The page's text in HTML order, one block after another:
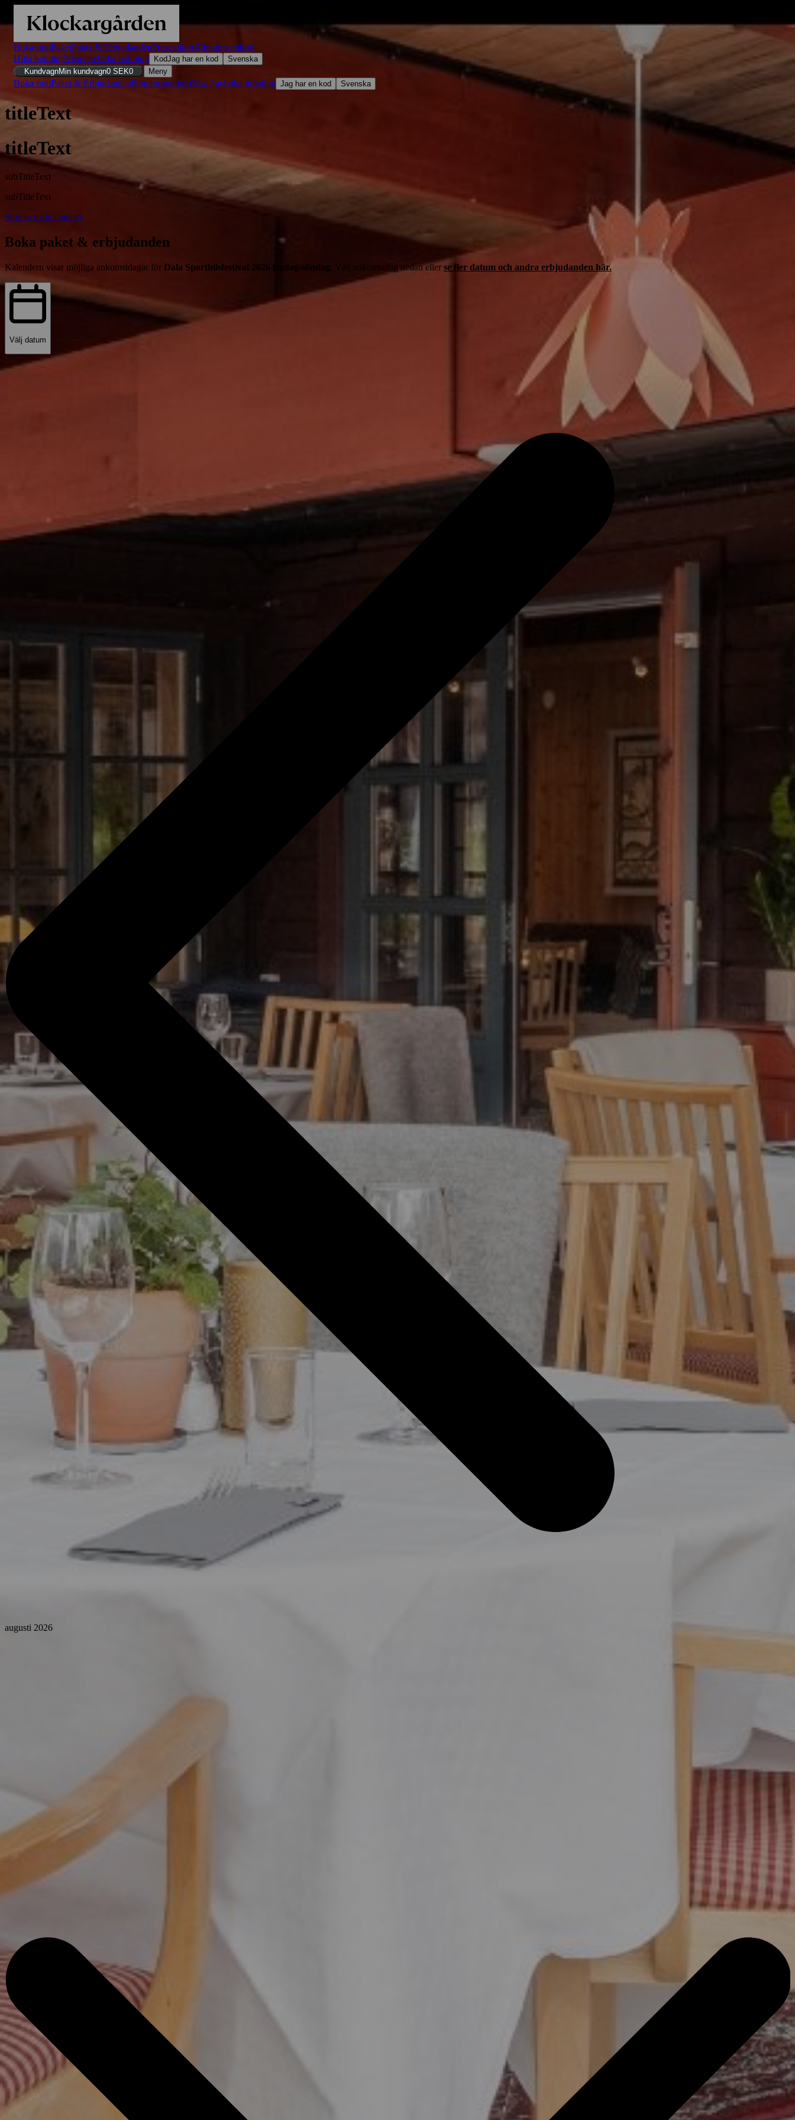
Boka rumPaketPaket & ErbjudandenPresentkortKöp presentkort
Hitta bokningVisa / avboka bokning KodJag har en kod
Svenska
KundvagnMin kundvagn0 SEK0 Meny
Boka rumPaket & ErbjudandenKöp presentkortVisa / avboka bokning Jag har en kod Svenska
titleText
titleText
subTitleText
subTitleText
Skip to main content
Boka paket & erbjudanden
Kalendern visar möjliga ankomstdagar för Dala Sportbilsfestival 2026 fredag-söndag . Välj ankomstdag nedan ellerse fler datum och andra erbjudanden här.
Välj datum
augusti 2026